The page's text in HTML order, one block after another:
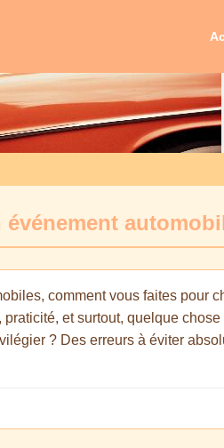
comment vous faites pour
et surtout, quelque
? Des erreurs à éviter